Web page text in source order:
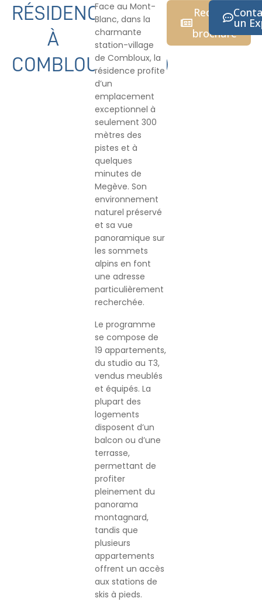
RÉSIDENCE
À
COMBLOUX(74920)
Face au Mont-
Blanc, dans la
charmante
station-village
de Combloux, la
résidence profite
d’un
emplacement
exceptionnel à
seulement 300
mètres des
pistes et à
quelques
minutes de
Megève. Son
environnement
naturel préservé
et sa vue
panoramique sur
les sommets
alpins en font
une adresse
particulièrement
recherchée.
Le programme
se compose de
19 appartements,
du studio au T3,
vendus meublés
et équipés. La
plupart des
logements
disposent d’un
balcon ou d’une
terrasse,
permettant de
profiter
pleinement du
panorama
montagnard,
tandis que
plusieurs
appartements
offrent un accès
aux stations de
skis à pieds.
Recevoir
brochure
un